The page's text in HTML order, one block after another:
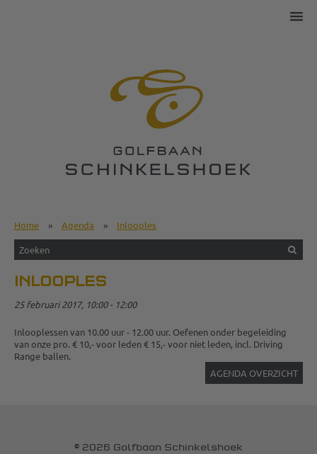
Home » Agenda » Inlooples
INLOOPLES
25 februari 2017, 10:00 - 12:00
Inlooplessen van 10.00 uur - 12.00 uur. Oefenen onder begeleiding
van onze pro. € 10,- voor leden € 15,- voor niet leden, incl. Driving
Range ballen.
AGENDA OVERZICHT
© 2026 Golfbaan Schinkelshoek